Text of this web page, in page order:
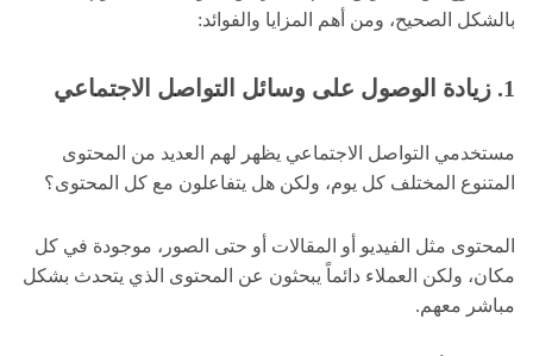
بالشكل الصحيح، ومن أهم المزايا والفوائد:
1. زيادة الوصول على وسائل التواصل الاجتماعي
مستخدمي التواصل الاجتماعي يظهر لهم العديد من المحتوى
المتنوع المختلف كل يوم، ولكن هل يتفاعلون مع كل المحتوى؟
المحتوى مثل الفيديو أو المقالات أو حتى الصور، موجودة في كل
مكان، ولكن العملاء دائماً يبحثون عن المحتوى الذي يتحدث بشكل
مباشر معهم.